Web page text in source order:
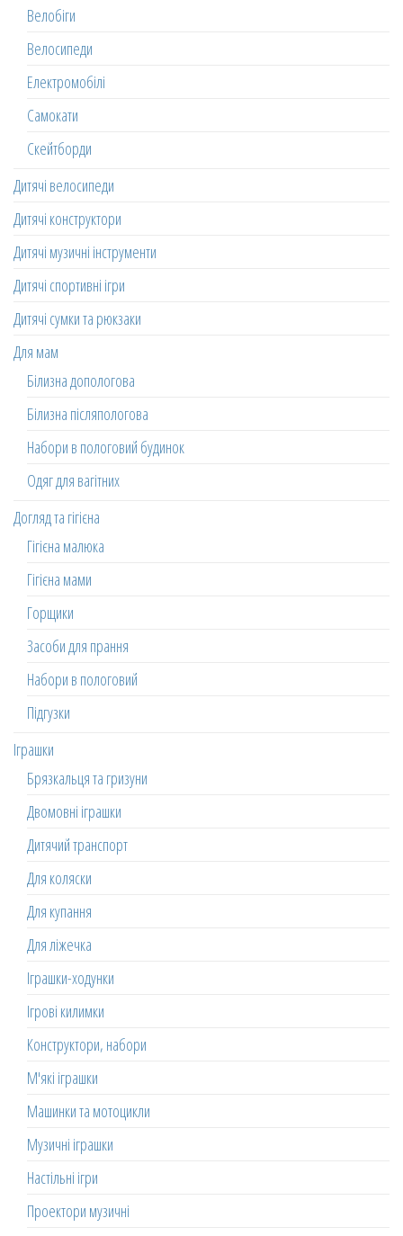
Велобіги
Велосипеди
Електромобілі
Самокати
Скейтборди
Дитячі велосипеди
Дитячі конструктори
Дитячі музичні інструменти
Дитячі спортивні ігри
Дитячі сумки та рюкзаки
Для мам
Білизна допологова
Білизна післяпологова
Набори в пологовий будинок
Одяг для вагітних
Догляд та гігієна
Гігієна малюка
Гігієна мами
Горщики
Засоби для прання
Набори в пологовий
Підгузки
Іграшки
Брязкальця та гризуни
Двомовні іграшки
Дитячий транспорт
Для коляски
Для купання
Для ліжечка
Іграшки-ходунки
Ігрові килимки
Конструктори, набори
М'які іграшки
Машинки та мотоцикли
Музичні іграшки
Настільні ігри
Проектори музичні